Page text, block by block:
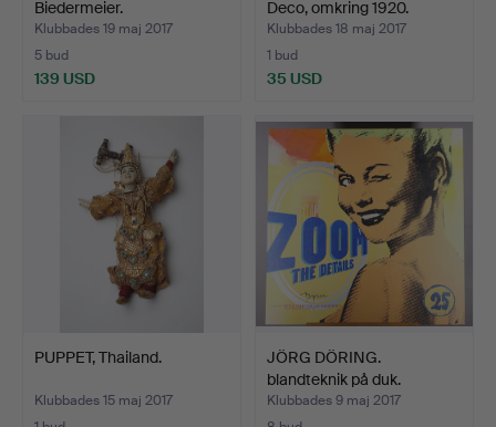
Biedermeier.
Klubbades 19 maj 2017
5 bud
139 USD
Deco, omkring 1920.
Klubbades 18 maj 2017
1 bud
35 USD
PUPPET, Thailand.
Klubbades 15 maj 2017
JÖRG DÖRING.
blandteknik på duk.
Klubbades 9 maj 2017